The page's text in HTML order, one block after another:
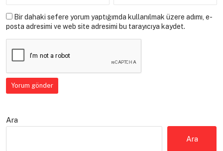
Bir dahaki sefere yorum yaptığımda kullanılmak üzere adımı, e-
posta adresimi ve web site adresimi bu tarayıcıya kaydet.
Ara
Ara